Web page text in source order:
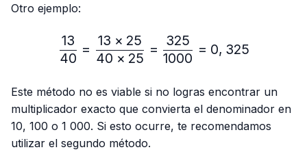
Otro ejemplo:
\frac{13}{40}=\frac{13
40
13
=
40 × 25
13 × 25
=
1000
325
= 0, 325
Este método no es viable si no logras encontrar un
multiplicador exacto que convierta el denominador en
10, 100 o 1 000. Si esto ocurre, te recomendamos
utilizar el segundo método.